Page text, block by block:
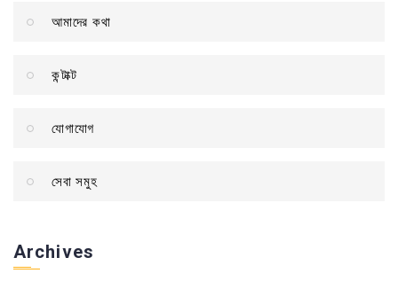
আমাদের কথা
কন্টাক্ট
যোগাযোগ
সেবা সমুহ
Archives